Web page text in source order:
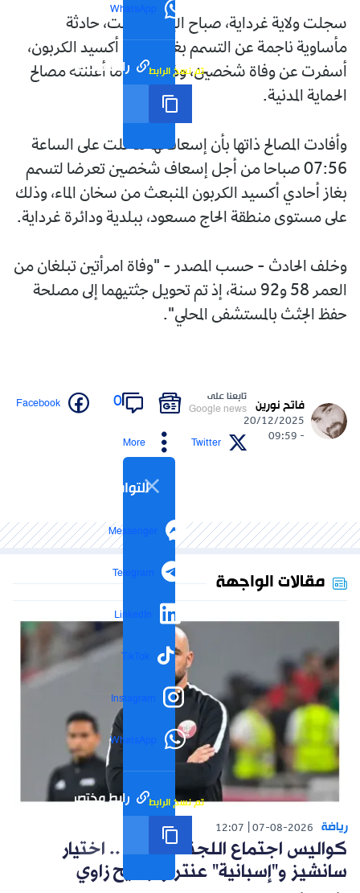
WhatsApp
رابط مختصر تم نسخ الرابط
سجلت ولاية غرداية، صباح اليوم السبت، حادثة
مأساوية ناجمة عن التسمم بغاز أحادي أكسيد الكربون،
أسفرت عن وفاة شخصين، وذلك وفق ما أعلنته مصالح
الحماية المدنية.
وأفادت المصالح ذاتها بأن إسعافاتها تدخلت على الساعة
07:56 صباحا من أجل إسعاف شخصين تعرضا لتسمم
بغاز أحادي أكسيد الكربون المنبعث من سخان الماء، وذلك
على مستوى منطقة الحاج مسعود، ببلدية ودائرة غرداية.
وخلف الحادث - حسب المصدر - "وفاة امرأتين تبلغان من
العمر 58 و92 سنة، إذ تم تحويل جثتيهما إلى مصلحة
حفظ الجثث بالمستشفى المحلي".
فاتح نورين
20/12/2025
- 09:59
تابعنا على
Google news
0
Facebook
Twitter
More
التواصل الاجتماعي
Messenger
Telegram
LinkedIn
TikTok
Instagram
WhatsApp
رابط مختصر تم نسخ الرابط
مقالات الواجهة
رياضة 07-08-2026
12:07
كواليس اجتماع اللجنة التقنية .. اختيار
سانشيز و"إسبانية" عنتر وترشيح زاوي